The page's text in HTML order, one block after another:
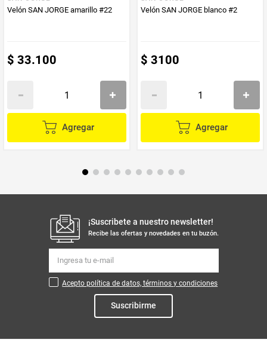
Velón SAN JORGE amarillo #22
$ 33.100
Agregar
Velón SAN JORGE blanco #2
$ 3100
Agregar
¡Suscribete a nuestro newsletter!
Recibe las ofertas y novedades en tu buzón.
Acepto política de datos, términos y condiciones
Suscribirme